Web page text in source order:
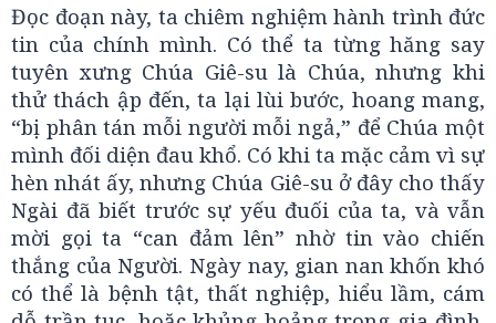
Đọc đoạn này, ta chiêm nghiệm hành trình đức
tin của chính mình. Có thể ta từng hăng say
tuyên xưng Chúa Giê-su là Chúa, nhưng khi
thử thách ập đến, ta lại lùi bước, hoang mang,
“bị phân tán mỗi người mỗi ngả,” để Chúa một
mình đối diện đau khổ. Có khi ta mặc cảm vì sự
hèn nhát ấy, nhưng Chúa Giê-su ở đây cho thấy
Ngài đã biết trước sự yếu đuối của ta, và vẫn
mời gọi ta “can đảm lên” nhờ tin vào chiến
thắng của Người. Ngày nay, gian nan khốn khó
có thể là bệnh tật, thất nghiệp, hiểu lầm, cám